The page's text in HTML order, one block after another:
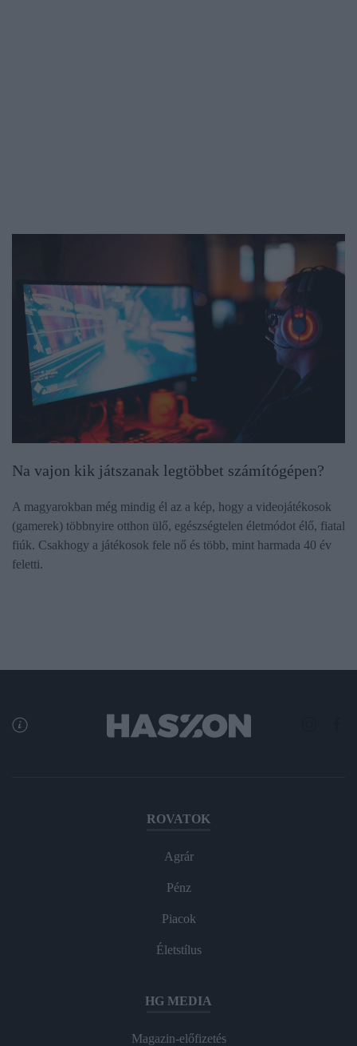
Na vajon kik játszanak legtöbbet számítógépen?
A magyarokban még mindig él az a kép, hogy a videojátékosok
(gamerek) többnyire otthon ülő, egészségtelen életmódot élő, fiatal
fiúk. Csakhogy a játékosok fele nő és több, mint harmada 40 év
feletti.
ROVATOK
Agrár
Pénz
Piacok
Életstílus
HG MEDIA
Magazin-előfizetés